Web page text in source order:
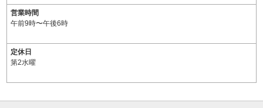
営業時間
午前9時〜午後6時
定休日
第2水曜